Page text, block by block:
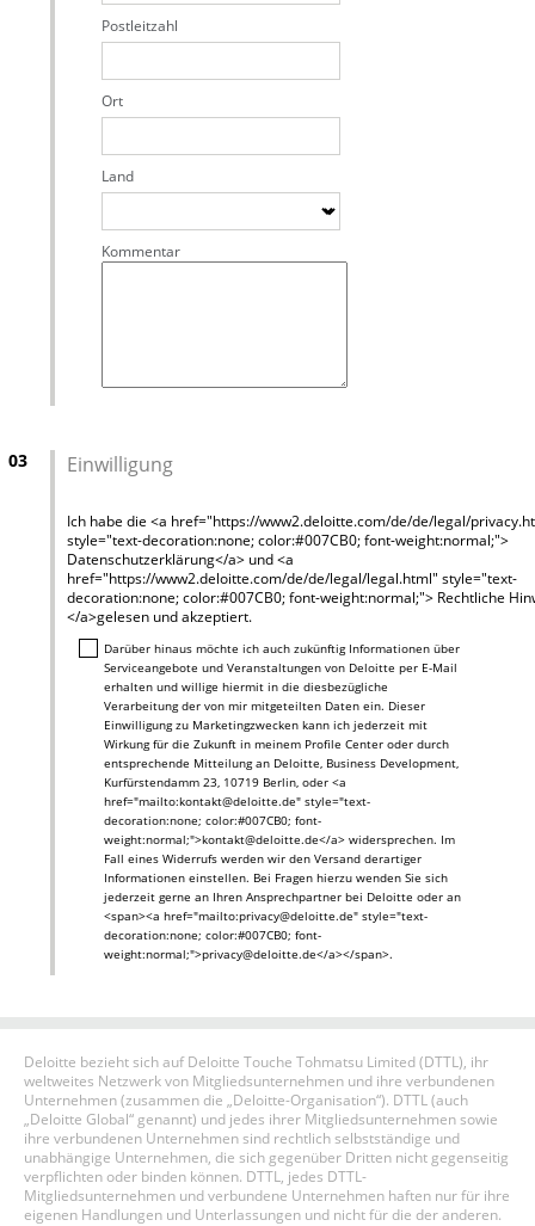
Postleitzahl
Ort
Land
Kommentar
03 Einwilligung
Ich habe die <a href="https://www2.deloitte.com/de/de/legal/
style="text-decoration:none; color:#007CB0; font-weight:normal;">
Datenschutzerklärung</a> und <a
href="https://www2.deloitte.com/de/de/legal/legal.html" style="text-
decoration:none; color:#007CB0; font-weight:normal;"> Rechtliche
</a>gelesen und akzeptiert.
Darüber hinaus möchte ich auch zukünftig Informationen über
Serviceangebote und Veranstaltungen von Deloitte per E-Mail
erhalten und willige hiermit in die diesbezügliche
Verarbeitung der von mir mitgeteilten Daten ein. Dieser
Einwilligung zu Marketingzwecken kann ich jederzeit mit
Wirkung für die Zukunft in meinem Profile Center oder durch
entsprechende Mitteilung an Deloitte, Business Development,
Kurfürstendamm 23, 10719 Berlin, oder <a
href="mailto:kontakt@deloitte.de" style="text-
decoration:none; color:#007CB0; font-
weight:normal;">kontakt@deloitte.de</a> widersprechen. Im
Fall eines Widerrufs werden wir den Versand derartiger
Informationen einstellen. Bei Fragen hierzu wenden Sie sich
jederzeit gerne an Ihren Ansprechpartner bei Deloitte oder an
<span><a href="mailto:privacy@deloitte.de" style="text-
decoration:none; color:#007CB0; font-
weight:normal;">privacy@deloitte.de</a></span>.
Deloitte bezieht sich auf Deloitte Touche Tohmatsu Limited (DTTL), ihr
weltweites Netzwerk von Mitgliedsunternehmen und ihre verbundenen
Unternehmen (zusammen die „Deloitte-Organisation“). DTTL (auch
„Deloitte Global“ genannt) und jedes ihrer Mitgliedsunternehmen sowie
ihre verbundenen Unternehmen sind rechtlich selbstständige und
unabhängige Unternehmen, die sich gegenüber Dritten nicht gegenseitig
verpflichten oder binden können. DTTL, jedes DTTL-
Mitgliedsunternehmen und verbundene Unternehmen haften nur für ihre
eigenen Handlungen und Unterlassungen und nicht für die der anderen.